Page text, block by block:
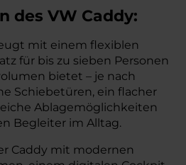
des VW Caddy:
mit einem flexiblen
für bis zu sieben Personen
bietet – je nach
Schiebetüren, ein flacher
Ablagemöglichkeiten
Begleiter im Alltag.
Caddy mit modernen